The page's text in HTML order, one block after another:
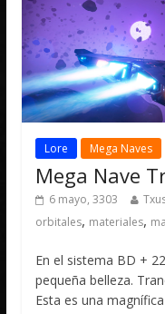
Lore Mega Naves
Mega Nave
6 mayo, 3303
orbitales, materiales,
En el sistema BD +
pequeña belleza.
Esta es una magnífica